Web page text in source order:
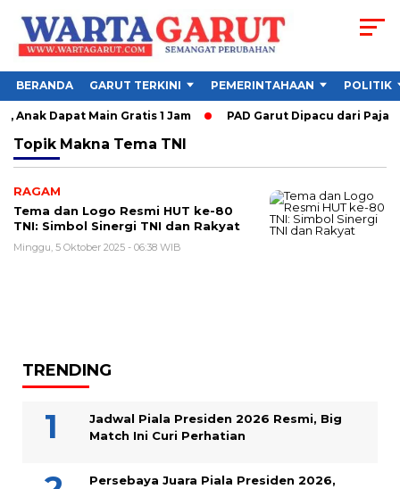
BERANDA GARUT TERKINI PEMERINTAHAAN POLITIK
Dapat Main Gratis 1 Jam PAD Garut Dipacu dari
Topik Makna Tema TNI
RAGAM
Tema dan Logo Resmi HUT ke-80
TNI: Simbol Sinergi TNI dan Rakyat
Minggu, 5 Oktober 2025 - 06:38 WIB
TRENDING
Jadwal Piala Presiden 2026 Resmi, Big
Match Ini Curi Perhatian
Persebaya Juara Piala Presiden 2026,